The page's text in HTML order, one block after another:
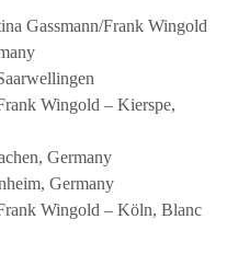
Gassmann/Frank Wingold
Wingold – Kierspe,
Germany
Germany
Wingold – Köln, Blanc